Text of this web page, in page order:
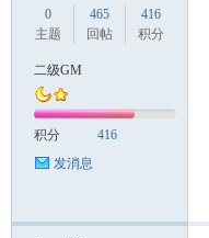
0
主题
465
回帖
416
积分
二级GM
积分
416
发消息